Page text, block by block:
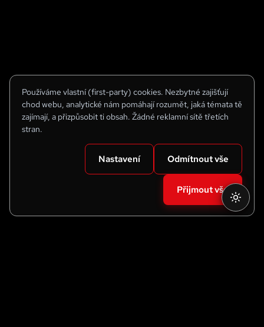
Používáme vlastní (first-party) cookies. Nezbytné zajišťují
chod webu, analytické nám pomáhají rozumět, jaká témata tě
zajímají, a přizpůsobit ti obsah. Žádné reklamní sítě třetích
stran.
Nastavení Odmítnout vše
Přijmout vše